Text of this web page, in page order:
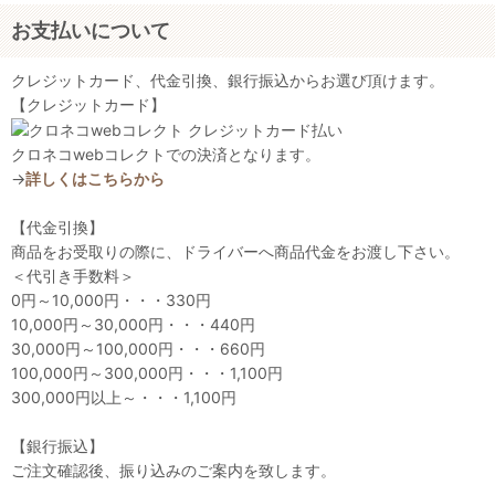
お支払いについて
クレジットカード、代金引換、銀行振込からお選び頂けます。
【クレジットカード】
クロネコwebコレクトでの決済となります。
→詳しくはこちらから
【代金引換】
商品をお受取りの際に、ドライバーへ商品代金をお渡し下さい。
＜代引き手数料＞
0円～10,000円・・・330円
10,000円～30,000円・・・440円
30,000円～100,000円・・・660円
100,000円～300,000円・・・1,100円
300,000円以上～・・・1,100円
【銀行振込】
ご注文確認後、振り込みのご案内を致します。